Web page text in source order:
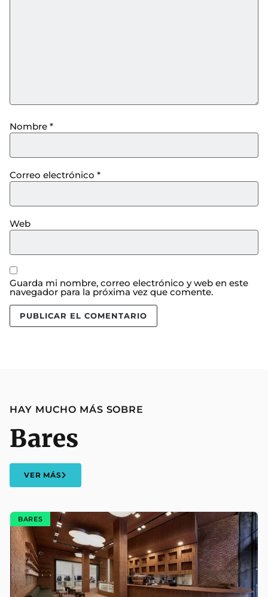
Nombre *
Correo electrónico *
Web
Guarda mi nombre, correo electrónico y web en este
navegador para la próxima vez que comente.
HAY MUCHO MÁS SOBRE
Bares
VER MÁS
BARES